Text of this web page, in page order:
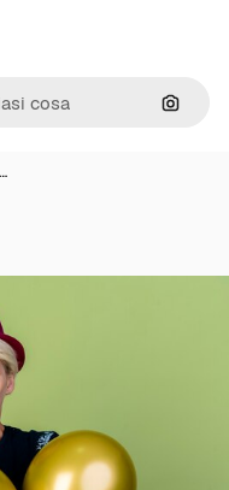
Cerca